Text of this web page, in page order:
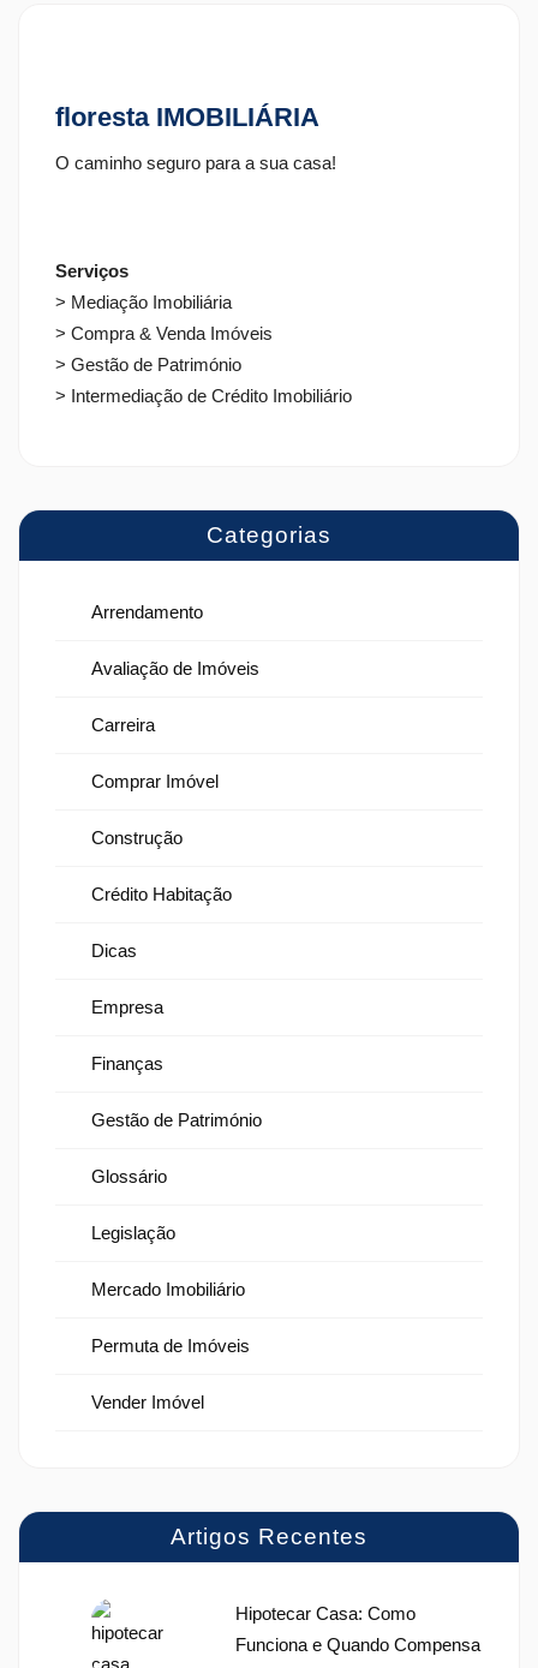
floresta IMOBILIÁRIA
O caminho seguro para a sua casa!
Serviços
> Mediação Imobiliária
> Compra & Venda Imóveis
> Gestão de Património
> Intermediação de Crédito Imobiliário
Categorias
Arrendamento
Avaliação de Imóveis
Carreira
Comprar Imóvel
Construção
Crédito Habitação
Dicas
Empresa
Finanças
Gestão de Património
Glossário
Legislação
Mercado Imobiliário
Permuta de Imóveis
Vender Imóvel
Artigos Recentes
Hipotecar Casa: Como
Funciona e Quando Compensa